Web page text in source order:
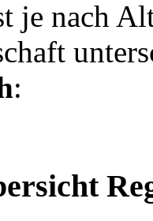
je nach
: